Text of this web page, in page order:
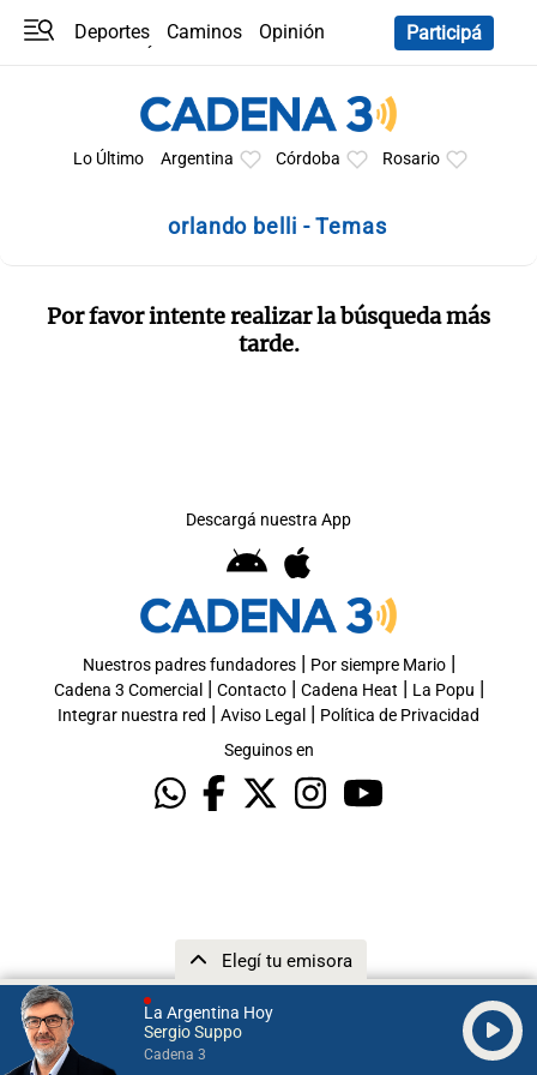
La Argentina Hoy
Sergio Suppo
Cadena 3
Elegí tu emisora
Deportes Caminos
Opinión
Participá
Lo Último Argentina Córdoba Rosario
orlando belli - Temas
Por favor intente realizar la búsqueda más
tarde.
Descargá nuestra App
Nuestros padres fundadores| Por siempre Mario|
Cadena 3 Comercial | Contacto| Cadena Heat | La Popu |
Integrar nuestra red | Aviso Legal | Política de Privacidad
Seguinos en